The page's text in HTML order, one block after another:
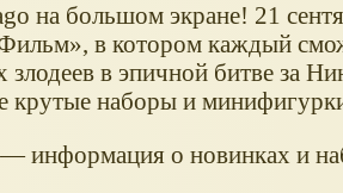
на большом экране! 21
в котором каждый
злодеев в эпичной битве за
крутые наборы и
информация о новинках и